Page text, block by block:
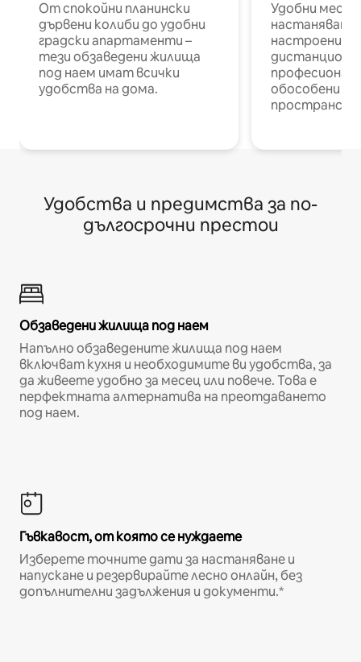
От спокойни планински
дървени колиби до удобни
градски апартаменти –
тези обзаведени жилища
под наем имат всички
удобства на дома.
Удобни
настаняване
настроени и
обособени
Удобства и предимства за по-
дългосрочни престои
Обзаведени жилища под наем
Напълно обзаведените жилища под наем
включват кухня и необходимите ви удобства, за
да живеете удобно за месец или повече. Това е
перфектната алтернатива на преотдаването
под наем.
Гъвкавост, от която се нуждаете
Изберете точните дати за настаняване и
напускане и резервирайте лесно онлайн, без
допълнителни задължения и документи.*